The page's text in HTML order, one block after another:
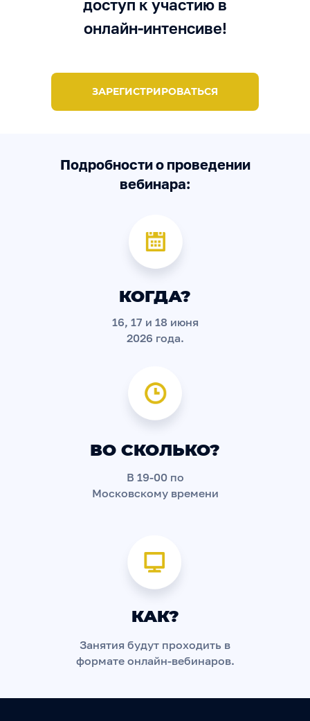
доступ к участию в
онлайн-интенсиве!
ЗАРЕГИСТРИРОВАТЬСЯ
16, 17 и 18 июня
2026 года.
В 19-00 по
Московскому времени
Занятия будут проходить в
формате онлайн-вебинаров.
КОГДА?
ВО СКОЛЬКО?
КАК?
Подробности о проведении
вебинара: